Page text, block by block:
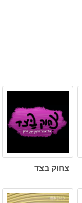
צחוק בצד